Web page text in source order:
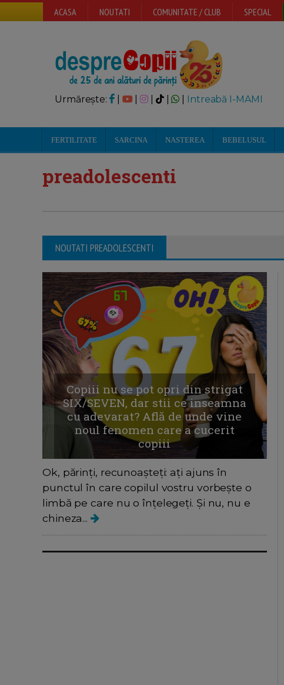
ACASA NOUTATI COMUNITATE / CLUB SPECIAL
Urmărește: | | Intreabă I-MAMI
FERTILITATE SARCINA NASTEREA BEBELUSUL
preadolescenti
NOUTATI PREADOLESCENTI
Copiii nu se pot opri din strigat
SIX/SEVEN, dar stii ce inseamna
cu adevarat? Află de unde vine
noul fenomen care a cucerit
copiii
Ok, părinți, recunoașteți: ați ajuns în
punctul în care copilul vostru vorbește o
limbă pe care nu o înțelegeți. Și nu, nu e
chineza...